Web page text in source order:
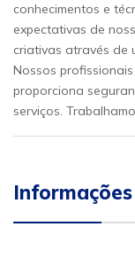
conhecimentos e
expectativas de
criativas através de
Nossos
proporciona
serviços.